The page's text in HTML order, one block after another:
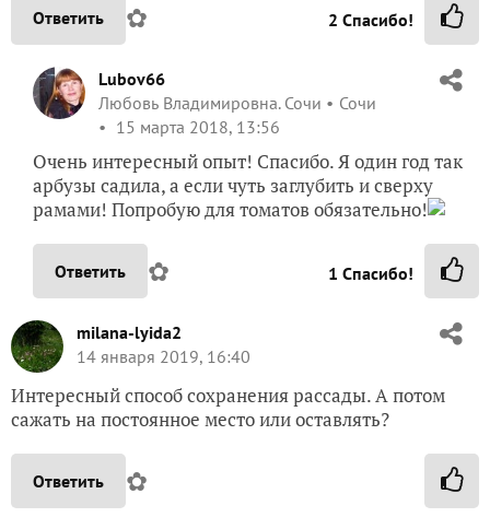
Ответить ✿ 2 Спасибо!
Lubov66
Любовь Владимировна. Сочи
Сочи
15 марта 2018, 13:56
Очень интересный опыт! Спасибо. Я один год так
арбузы садила, а если чуть заглубить и сверху
рамами! Попробую для томатов обязательно!
Ответить ✿ 1 Спасибо!
milana-lyida2
14 января 2019, 16:40
Интересный способ сохранения рассады. А потом
сажать на постоянное место или оставлять?
Ответить ✿